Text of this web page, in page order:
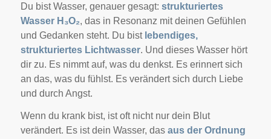
Du bist Wasser, genauer gesagt: strukturiertes
Wasser H₃O₂, das in Resonanz mit deinen Gefühlen
und Gedanken steht. Du bist lebendiges,
strukturiertes Lichtwasser. Und dieses Wasser hört
dir zu. Es nimmt auf, was du denkst. Es erinnert sich
an das, was du fühlst. Es verändert sich durch Liebe
und durch Angst.
Wenn du krank bist, ist oft nicht nur dein Blut
verändert. Es ist dein Wasser, das aus der Ordnung